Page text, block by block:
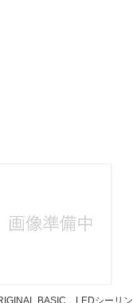
BASIC LEDシーリン